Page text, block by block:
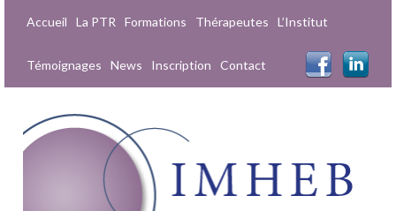
Accueil La PTR Formations Thérapeutes L’Institut
Témoignages News Inscription Contact